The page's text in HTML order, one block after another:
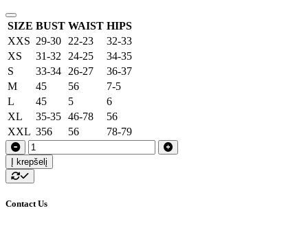
SIZE BUST WAIST HIPS
XXS 29-30 22-23
32-33
XS
31-32 24-25
34-35
S
33-34 26-27
36-37
M
45 56
7-5
L
45 5
6
XL
35-35 46-78
56
XXL 356 56 78-79
Į krepšelį
Contact Us